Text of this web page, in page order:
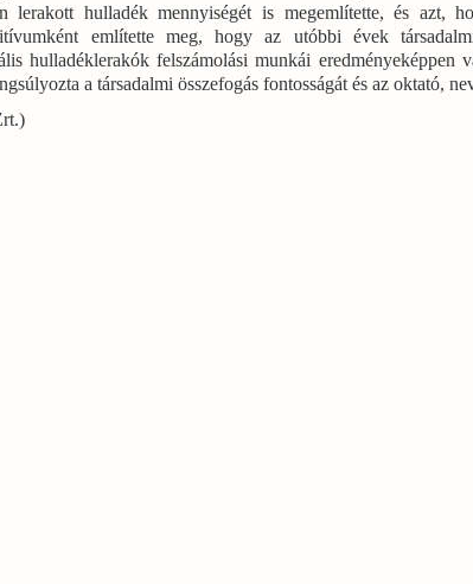
lerakott hulladék mennyiségét is megemlítette, és azt,
említette meg, hogy az utóbbi évek
hulladéklerakók felszámolási munkái eredményeképpen
a társadalmi összefogás fontosságát és az oktató,